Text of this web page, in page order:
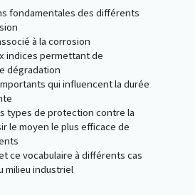
fondamentales des différents
à la corrosion
indices permettant de
dégradation
qui influencent la durée
types de protection contre la
le moyen le plus efficace de
ce vocabulaire à différents cas
milieu industriel